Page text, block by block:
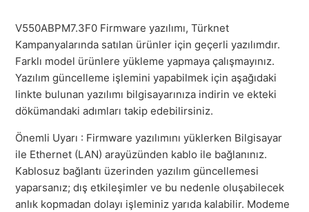
V550ABPM7.3F0 Firmware yazılımı, Türknet
Kampanyalarında satılan ürünler için geçerli yazılımdır.
Farklı model ürünlere yükleme yapmaya çalışmayınız.
Yazılım güncelleme işlemini yapabilmek için aşağıdaki
linkte bulunan yazılımı bilgisayarınıza indirin ve ekteki
dökümandaki adımları takip edebilirsiniz.
Önemli Uyarı : Firmware yazılımını yüklerken Bilgisayar
ile Ethernet (LAN) arayüzünden kablo ile bağlanınız.
Kablosuz bağlantı üzerinden yazılım güncellemesi
yaparsanız; dış etkileşimler ve bu nedenle oluşabilecek
anlık kopmadan dolayı işleminiz yarıda kalabilir. Modeme